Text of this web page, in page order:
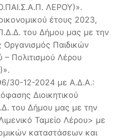
ΛΕΡΟΥ)».
έτους 2023,
του Δήμου μας με την
Οργανισμός Παιδικών
– Πολιτισμού Λέρου
30-12-2024 με Α.Δ.Α.:
Διοικητικού
του Δήμου μας με την
Ταμείο Λέρου> με
καταστάσεων και